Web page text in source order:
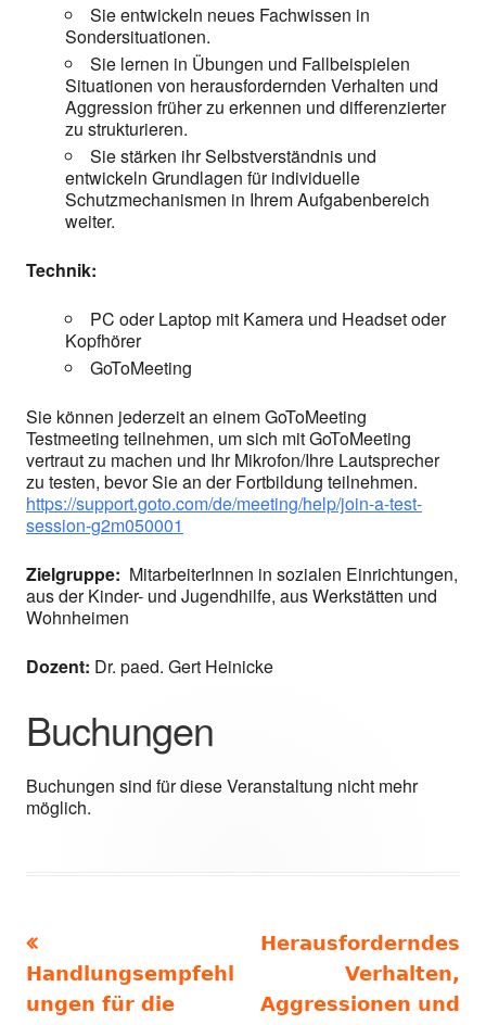
Sie entwickeln neues Fachwissen in
Sondersituationen.
Sie lernen in Übungen und Fallbeispielen
Situationen von herausfordernden Verhalten und
Aggression früher zu erkennen und differenzierter
zu strukturieren.
Sie stärken ihr Selbstverständnis und
entwickeln Grundlagen für individuelle
Schutzmechanismen in Ihrem Aufgabenbereich
weiter.
Technik:
PC oder Laptop mit Kamera und Headset oder
Kopfhörer
GoToMeeting
Sie können jederzeit an einem GoToMeeting
Testmeeting teilnehmen, um sich mit GoToMeeting
vertraut zu machen und Ihr Mikrofon/Ihre Lautsprecher
zu testen, bevor Sie an der Fortbildung teilnehmen.
https://support.goto.com/de/meeting/help/join-a-test-
session-g2m050001
Zielgruppe: MitarbeiterInnen in sozialen Einrichtungen,
aus der Kinder- und Jugendhilfe, aus Werkstätten und
Wohnheimen
Dozent: Dr. paed. Gert Heinicke
Buchungen
Buchungen sind für diese Veranstaltung nicht mehr
möglich.
Beitragsnavigation
Beitrag:
Handlungsempfehl
ungen für die
Nächster
Herausforderndes
Verhalten,
Aggressionen und